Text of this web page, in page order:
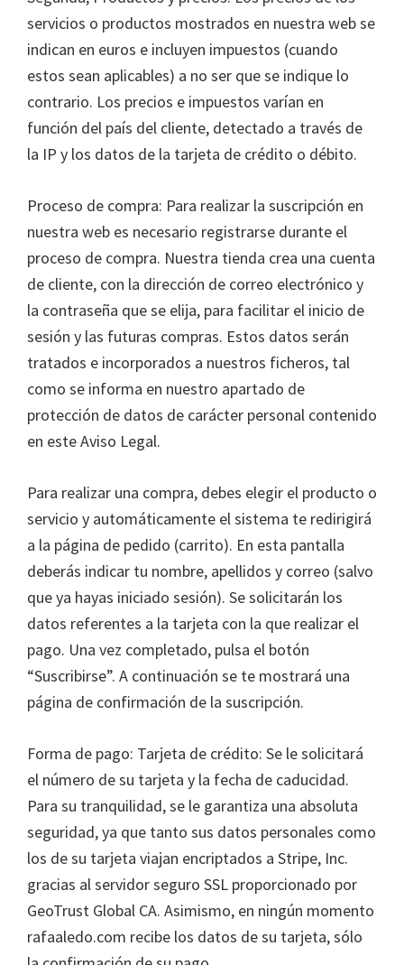
servicios o productos mostrados en nuestra web se
indican en euros e incluyen impuestos (cuando
estos sean aplicables) a no ser que se indique lo
contrario. Los precios e impuestos varían en
función del país del cliente, detectado a través de
la IP y los datos de la tarjeta de crédito o débito.
Proceso de compra: Para realizar la suscripción en
nuestra web es necesario registrarse durante el
proceso de compra. Nuestra tienda crea una cuenta
de cliente, con la dirección de correo electrónico y
la contraseña que se elija, para facilitar el inicio de
sesión y las futuras compras. Estos datos serán
tratados e incorporados a nuestros ficheros, tal
como se informa en nuestro apartado de
protección de datos de carácter personal contenido
en este Aviso Legal.
Para realizar una compra, debes elegir el producto o
servicio y automáticamente el sistema te redirigirá
a la página de pedido (carrito). En esta pantalla
deberás indicar tu nombre, apellidos y correo (salvo
que ya hayas iniciado sesión). Se solicitarán los
datos referentes a la tarjeta con la que realizar el
pago. Una vez completado, pulsa el botón
“Suscribirse”. A continuación se te mostrará una
página de confirmación de la suscripción.
Forma de pago: Tarjeta de crédito: Se le solicitará
el número de su tarjeta y la fecha de caducidad.
Para su tranquilidad, se le garantiza una absoluta
seguridad, ya que tanto sus datos personales como
los de su tarjeta viajan encriptados a Stripe, Inc.
gracias al servidor seguro SSL proporcionado por
GeoTrust Global CA. Asimismo, en ningún momento
rafaaledo.com recibe los datos de su tarjeta, sólo